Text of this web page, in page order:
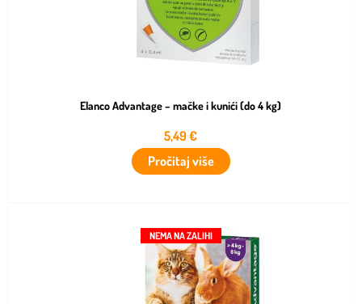
Elanco Advantage – mačke i kunići (do 4 kg)
5,49€
Pročitaj više
NEMA NA ZALIHI